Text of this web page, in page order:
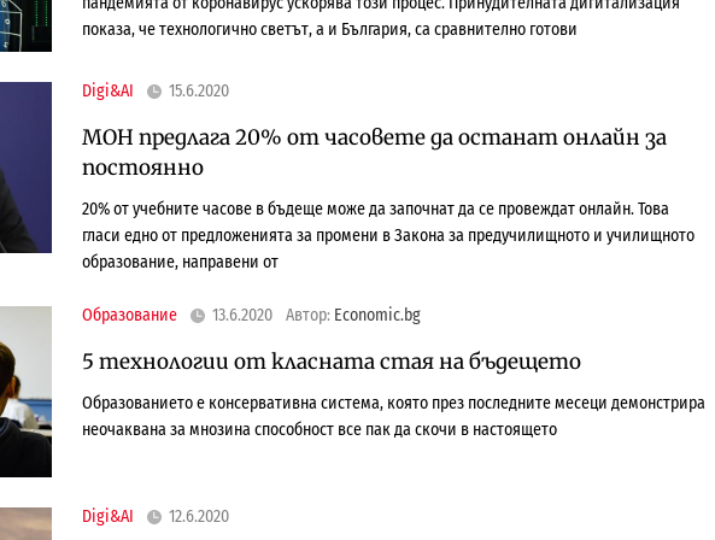
показа, че технологично светът, а и България, са сравнително готови
Digi&AI 15.6.2020
МОН предлага 20% от часовете да останат онлайн за
постоянно
20% от учебните часове в бъдеще може да започнат да се провеждат онлайн. Това
гласи едно от предложенията за промени в Закона за предучилищното и училищното
образование, направени от
Образование 13.6.2020 Автор: Economic.bg
5 технологии от класната стая на бъдещето
Образованието е консервативна система, която през последните месеци демонстрира
неочаквана за мнозина способност все пак да скочи в настоящето
Digi&AI 12.6.2020